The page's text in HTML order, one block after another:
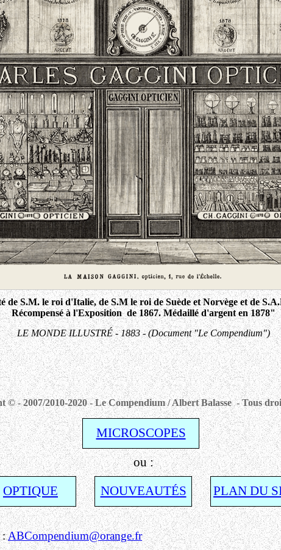
de S.M. le roi d'Italie, de S.M le roi de Suède et Norvège et de
Récompensé à l'Exposition de 1867. Médaillé d'argent en 1878"
LE MONDE ILLUSTRÉ - 1883 - (Document "Le Compendium")
© - 2007/2010-2020 - Le Compendium / Albert Balasse - Tous
MICROSCOPES
ou :
OPTIQUE NOUVEAUTÉS PLAN DU
:ABCompendium@orange.fr